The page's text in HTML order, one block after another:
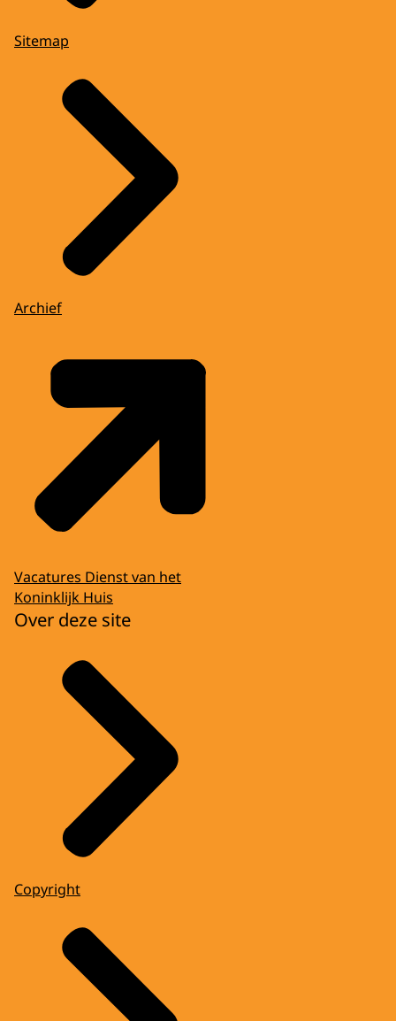
Sitemap
Archief
Vacatures Dienst van het
Koninklijk Huis
Over deze site
Copyright